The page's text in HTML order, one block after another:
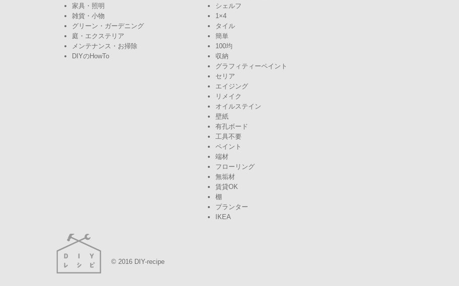
家具・照明
雑貨・小物
グリーン・ガーデニング
庭・エクステリア
メンテナンス・お掃除
DIYのHowTo
シェルフ
1×4
タイル
簡単
100均
収納
グラフィティーペイント
セリア
エイジング
リメイク
オイルステイン
壁紙
有孔ボード
工具不要
ペイント
端材
フローリング
無垢材
賃貸OK
棚
プランター
IKEA
© 2016 DIY-recipe